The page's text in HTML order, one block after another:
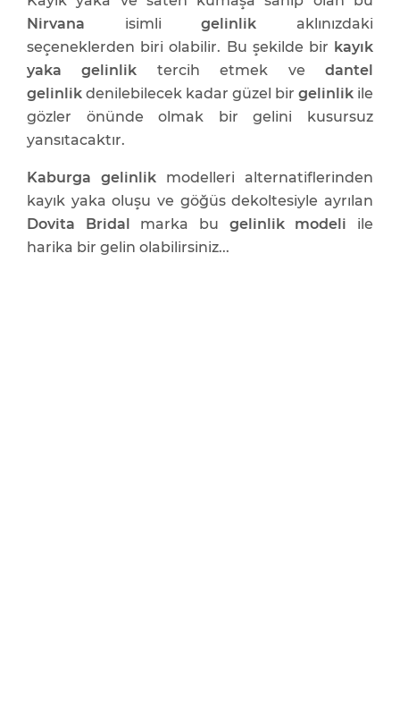
Nirvana isimligelinlik aklınızdaki
seçeneklerden biri olabilir. Bu şekilde bir kayık
yaka gelinlik tercih etmek vedantel
gelinlik denilebilecek kadar güzel bir gelinlik ile
gözler önünde olmak bir gelini kusursuz
yansıtacaktır.
Kaburga gelinlik modelleri alternatiflerinden
kayık yaka oluşu ve göğüs dekoltesiyle ayrılan
Dovita Bridal marka bu gelinlik modeli ile
harika bir gelin olabilirsiniz...